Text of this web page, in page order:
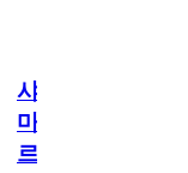
샤
마
르